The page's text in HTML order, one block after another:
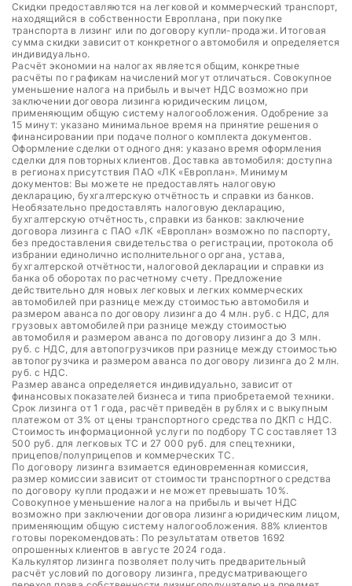
Скидки предоставляются на легковой и коммерческий транспорт,
находящийся в собственности Европлана, при покупке
транспорта в лизинг или по договору купли-продажи. Итоговая
сумма скидки зависит от конкретного автомобиля и определяется
индивидуально.
Расчёт экономии на налогах является общим, конкретные
расчёты по графикам начислений могут отличаться. Совокупное
уменьшение налога на прибыль и вычет НДС возможно при
заключении договора лизинга юридическим лицом,
применяющим общую систему налогообложения. Одобрение за
15 минут: указано минимальное время на принятие решения о
финансировании при подаче полного комплекта документов.
Оформление сделки от одного дня: указано время оформления
сделки для повторных клиентов. Доставка автомобиля: доступна
в регионах присутствия ПАО «ЛК «Европлан». Минимум
документов: Вы можете не предоставлять налоговую
декларацию, бухгалтерскую отчётность и справки из банков.
Необязательно предоставлять налоговую декларацию,
бухгалтерскую отчётность, справки из банков: заключение
договора лизинга с ПАО «ЛК «Европлан» возможно по паспорту,
без предоставления свидетельства о регистрации, протокола об
избрании единолично исполнительного органа, устава,
бухгалтерской отчётности, налоговой декларации и справки из
банка об оборотах по расчетному счету. Предложение
действительно для новых легковых и легких коммерческих
автомобилей при разнице между стоимостью автомобиля и
размером аванса по договору лизинга до 4 млн. руб. с НДС, для
грузовых автомобилей при разнице между стоимостью
автомобиля и размером аванса по договору лизинга до 3 млн.
руб. с НДС, для автопогрузчиков при разнице между стоимостью
автопогрузчика и размером аванса по договору лизинга до 2 млн.
руб. с НДС.
Размер аванса определяется индивидуально, зависит от
финансовых показателей бизнеса и типа приобретаемой техники.
Срок лизинга от 1 года, расчёт приведён в рублях и с выкупным
платежом от 3% от цены транспортного средства по ДКП с НДС.
Стоимость информационной услуги по подбору ТС составляет 13
500 руб. для легковых ТС и 27 000 руб. для спецтехники,
прицепов/полуприцепов и коммерческих ТС.
По договору лизинга взимается единовременная комиссия,
размер комиссии зависит от стоимости транспортного средства
по договору купли продажи и не может превышать 10%.
Совокупное уменьшение налога на прибыль и вычет НДС
возможно при заключении договора лизинга юридическим лицом,
применяющим общую систему налогообложения. 88% клиентов
готовы порекомендовать: По результатам ответов 1692
опрошенных клиентов в августе 2024 года.
Калькулятор лизинга позволяет получить предварительный
расчёт условий по договору лизинга, предусматривающего